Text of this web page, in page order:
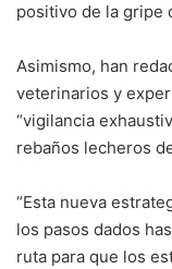
positivo de la gripe
Asimismo, han
veterinarios y
“vigilancia
rebaños lecheros
“Esta nueva
los pasos dados
ruta para que los